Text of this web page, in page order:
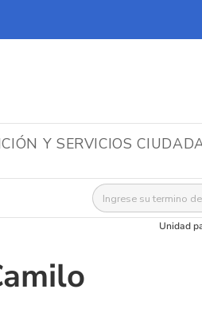
Y SERVICIOS
Buscar:
Unidad